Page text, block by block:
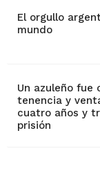
El orgullo
mundo
Un azuleño fue
tenencia y
cuatro años y
prisión